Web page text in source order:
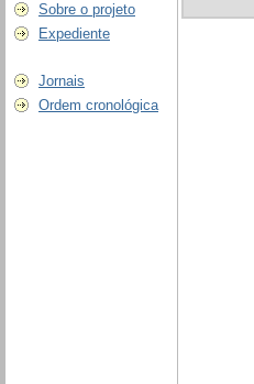
Sobre o projeto
Expediente
Jornais
Ordem cronológica